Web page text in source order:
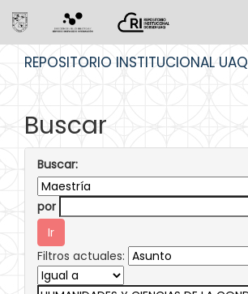
REPOSITORIO INSTITUCIONAL UAQ
Buscar
Buscar:
por
Filtros actuales: